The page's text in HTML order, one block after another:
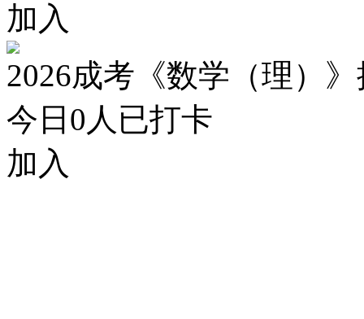
加入
2026成考《数学（理）
今日 0 人已打卡
加入